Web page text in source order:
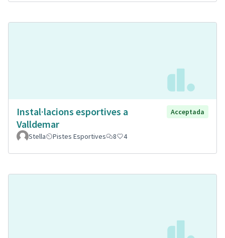
Instal·lacions esportives a
Valldemar
Acceptada
Stella Pistes Esportives 8 4